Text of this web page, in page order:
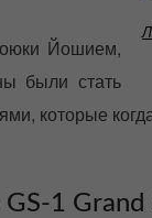
Йошием,
были стать
которые
1 Grand